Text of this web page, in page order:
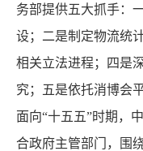
务部提供五大抓手：
设；二是制定物流统
相关立法进程；四是
究；五是依托消博会
面向“十五五”时期，
合政府主管部门，围